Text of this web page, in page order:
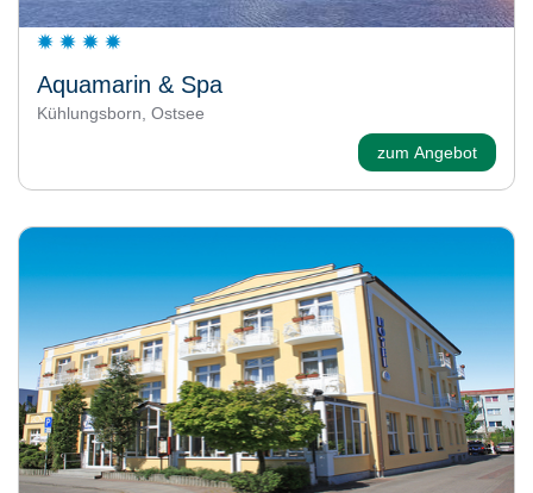
Aquamarin & Spa
Kühlungsborn, Ostsee
zum Angebot